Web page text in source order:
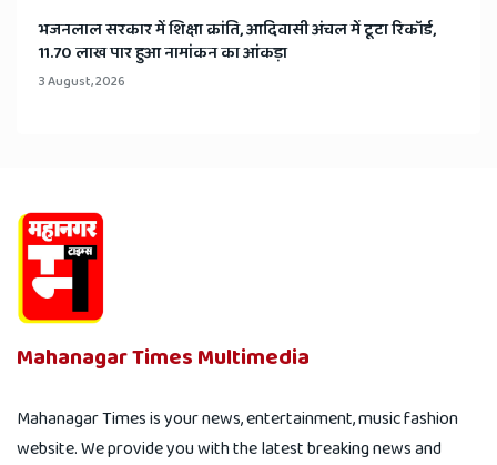
भजनलाल सरकार में शिक्षा क्रांति, आदिवासी अंचल में टूटा रिकॉर्ड,
11.70 लाख पार हुआ नामांकन का आंकड़ा
3 August, 2026
Mahanagar Times Multimedia
Mahanagar Times is your news, entertainment, music fashion
website. We provide you with the latest breaking news and